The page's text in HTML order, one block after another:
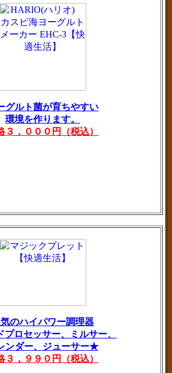
グルト菌が育ちやすい
環境を作ります。
３，０００円（税込）
気のハイパワー調理器
ロセッサー、ミルサー、
ンダー、ジューサー★
３，９９０円（税込）